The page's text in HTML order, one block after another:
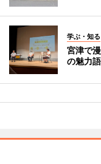
学ぶ・知る
宮津で
の魅力